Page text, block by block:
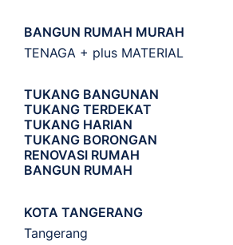
BANGUN RUMAH MURAH
TENAGA + plus MATERIAL
TUKANG BANGUNAN
TUKANG TERDEKAT
TUKANG HARIAN
TUKANG BORONGAN
RENOVASI RUMAH
BANGUN RUMAH
KOTA TANGERANG
Tangerang